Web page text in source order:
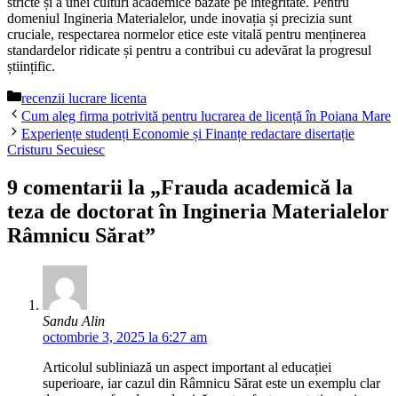
domeniul Ingineria Materialelor, unde inovația și precizia sunt
cruciale, respectarea normelor etice este vitală pentru menținerea
standardelor ridicate și pentru a contribui cu adevărat la progresul
științific.
Categorii
recenzii lucrare licenta
Cum aleg firma potrivită pentru lucrarea de licență în Poiana Mare
Experiențe studenți Economie și Finanțe redactare disertație
Cristuru Secuiesc
9 comentarii la „Frauda academică la
teza de doctorat în Ingineria Materialelor
Râmnicu Sărat”
Sandu Alin
octombrie 3, 2025 la 6:27 am
Articolul subliniază un aspect important al educației
superioare, iar cazul din Râmnicu Sărat este un exemplu clar